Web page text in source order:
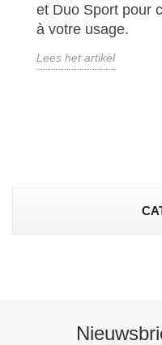
et Duo Sport pour
à votre usage.
Lees het artikel